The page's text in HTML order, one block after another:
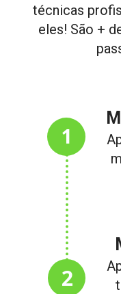
técnicas
eles! São +
1
2